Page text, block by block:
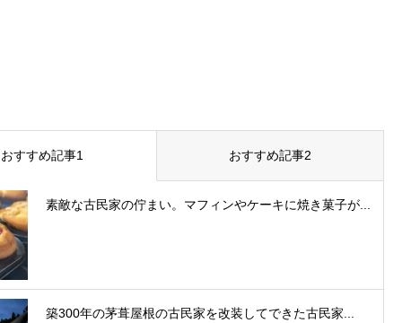
おすすめ記事1 おすすめ記事2
素敵な古民家の佇まい。マフィンやケーキに焼き菓子が...
築300年の茅葺屋根の古民家を改装してできた古民家...